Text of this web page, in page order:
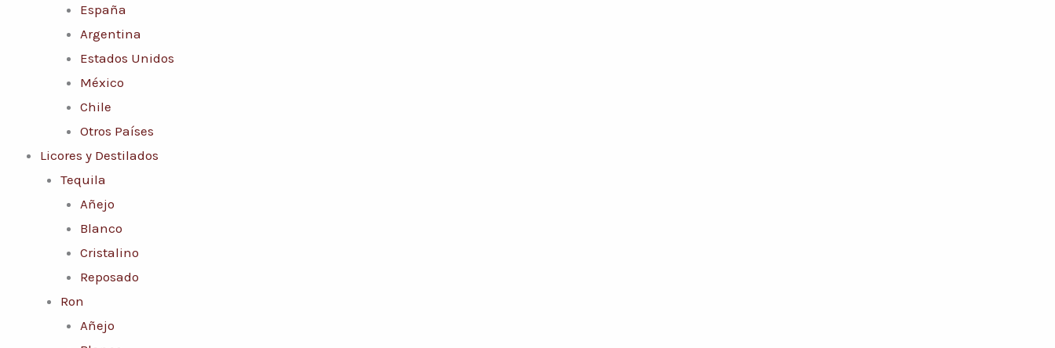
España
Argentina
Estados Unidos
México
Chile
Otros Países
Licores y Destilados
Tequila
Añejo
Blanco
Cristalino
Reposado
Ron
Añejo